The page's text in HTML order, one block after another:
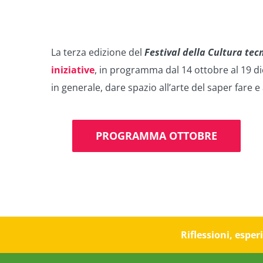
La terza edizione del Festival della Cultura
iniziative, in programma dal 14 ottobre al 19
in generale, dare spazio all’arte del saper fare
PROGRAMMA OTTOBRE
Riflessioni,